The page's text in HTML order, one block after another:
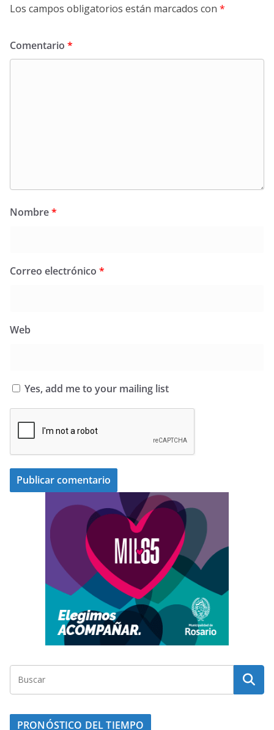
Los campos obligatorios están marcados con *
Comentario *
Nombre*
Correo electrónico *
Web
Yes, add me to your mailing list
PRONÓSTICO DEL TIEMPO